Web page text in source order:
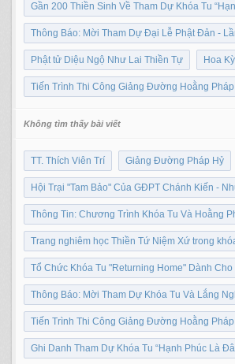
Gần 200 Thiền Sinh Về Tham Dự Khóa Tu
Thông Báo: Mời Tham Dự Đại Lễ Phật Đản -
Phật tử Diệu Ngộ Như Lai Thiền Tự Hoa
Tiến Trình Thi Công Giảng Đường Hoằng
Không tìm thấy bài viết
TT. Thích Viên Trí Giảng Đường Pháp Hỷ
Hội Trại "Tam Bảo" Của GĐPT Chánh Kiến -
Thông Tin: Chương Trình Khóa Tu Và Hoằng
Trang nghiêm học Thiền Tứ Niệm Xứ trong
Tổ Chức Khóa Tu "Returning Home" Dành
Thông Báo: Mời Tham Dự Khóa Tu Và Lắng
Tiến Trình Thi Công Giảng Đường Hoằng
Ghi Danh Tham Dự Khóa Tu “Hạnh Phúc Là